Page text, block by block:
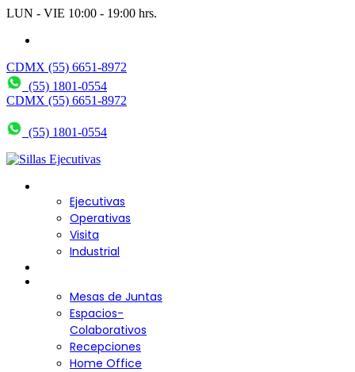
LUN - VIE 10:00 - 19:00 hrs.
CDMX (55) 6651-8972
(55) 1801-0554
CDMX (55) 6651-8972
(55) 1801-0554
Ejecutivas
Operativas
Visita
Industrial
Mesas de Juntas
Espacios-
Colaborativos
Recepciones
Home Office